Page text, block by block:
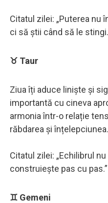
Citatul zilei: „Puterea nu
ci să știi când să le
♉ Taur
Ziua îți aduce liniște și
importantă cu cineva
armonia într-o relație
răbdarea și înțelepciunea.
Citatul zilei: „Echilibrul
construiește pas cu pas.”
♊ Gemeni